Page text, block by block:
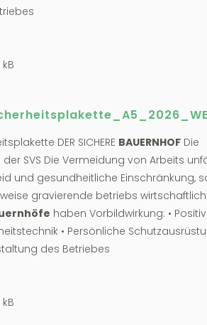
DER SICHERE BAUERNHOF Die
SVS Die Vermeidung von Arbeits
und gesundheitliche Einschränkung,
gravierende betriebs
haben Vorbildwirkung: •
• Persönliche
des Betriebes